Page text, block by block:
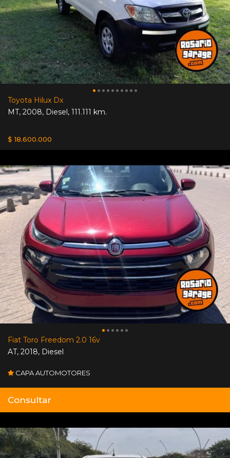
Toyota Hilux Dx
MT, 2008, Diesel, 111.111 km.
$ 18.600.000
Fiat Toro Freedom 2.0 16v
AT, 2018, Diesel
CAPA AUTOMOTORES
Consultar